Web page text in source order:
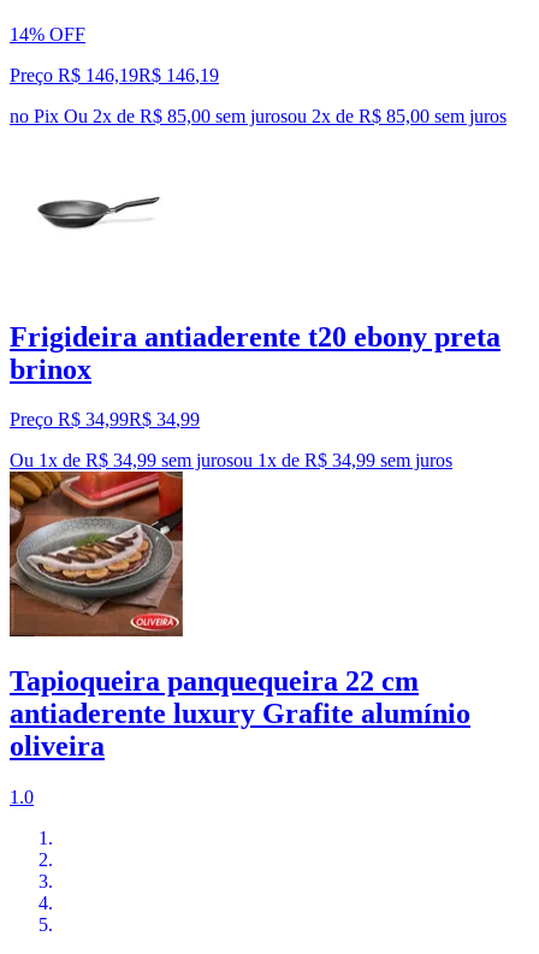
14% OFF
Preço R$ 146,19R$ 146,19
no Pix Ou 2x de R$ 85,00 sem jurosou 2x de R$ 85,00 sem juros
Frigideira antiaderente t20 ebony preta
brinox
Preço R$ 34,99R$ 34,99
Ou 1x de R$ 34,99 sem jurosou 1x de R$ 34,99 sem juros
Tapioqueira panquequeira 22 cm
antiaderente luxury Grafite alumínio
oliveira
1.0